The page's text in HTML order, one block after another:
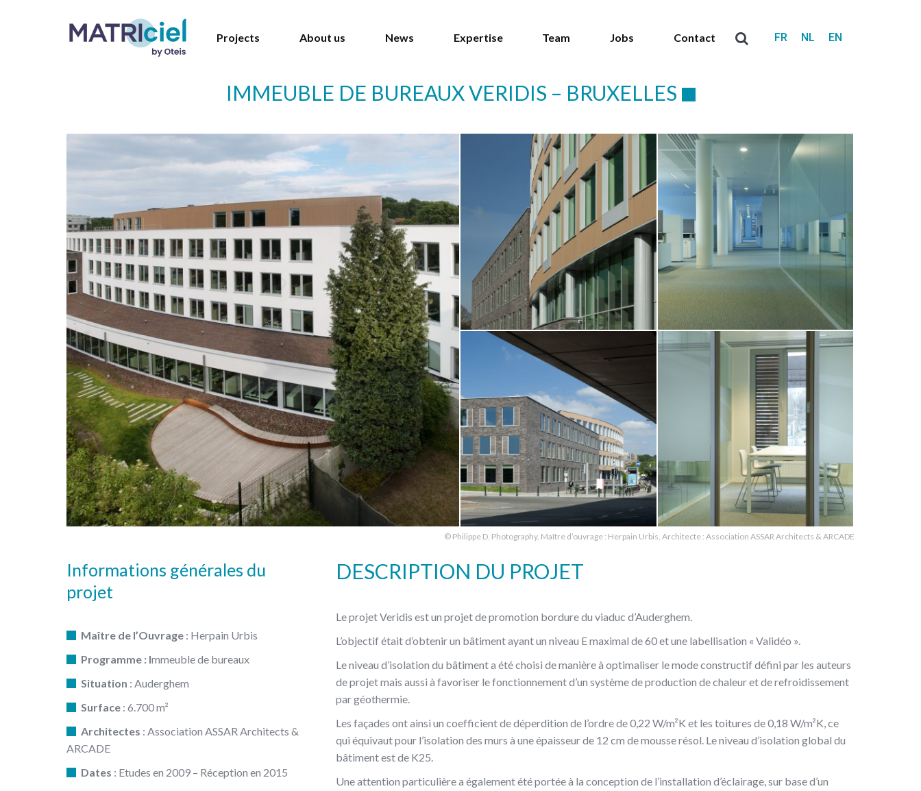
Projects About us News Expertise Team Jobs Contact Search: FR NL EN
IMMEUBLE DE BUREAUX VERIDIS – BRUXELLES
© Philippe D. Photography, Maître d’ouvrage : Herpain Urbis, Architecte : Association ASSAR Architects & ARCADE
Informations générales du
projet
Maître de l’Ouvrage : Herpain Urbis
Programme : Immeuble de bureaux
Situation : Auderghem
Surface : 6.700 m²
Architectes : Association ASSAR Architects &
ARCADE
Dates : Etudes en 2009 – Réception en 2015
DESCRIPTION DU PROJET
Le projet Veridis est un projet de promotion bordure du viaduc d’Auderghem.
L’objectif était d’obtenir un bâtiment ayant un niveau E maximal de 60 et une labellisation « Validéo ».
Le niveau d’isolation du bâtiment a été choisi de manière à optimaliser le mode constructif défini par les auteurs
de projet mais aussi à favoriser le fonctionnement d’un système de production de chaleur et de refroidissement
par géothermie.
Les façades ont ainsi un coefficient de déperdition de l’ordre de 0,22 W/m²K et les toitures de 0,18 W/m²K, ce
qui équivaut pour l’isolation des murs à une épaisseur de 12 cm de mousse résol. Le niveau d’isolation global du
bâtiment est de K25.
Une attention particulière a également été portée à la conception de l’installation d’éclairage, sur base d’un